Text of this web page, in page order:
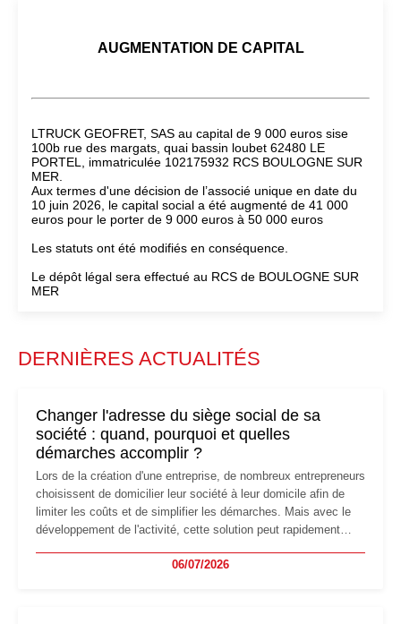
AUGMENTATION DE CAPITAL
LTRUCK GEOFRET, SAS au capital de 9 000 euros sise
100b rue des margats, quai bassin loubet 62480 LE
PORTEL, immatriculée 102175932 RCS BOULOGNE SUR
MER.
Aux termes d'une décision de l’associé unique en date du
10 juin 2026, le capital social a été augmenté de 41 000
euros pour le porter de 9 000 euros à 50 000 euros
Les statuts ont été modifiés en conséquence.
Le dépôt légal sera effectué au RCS de BOULOGNE SUR
MER
DERNIÈRES ACTUALITÉS
Changer l'adresse du siège social de sa
société : quand, pourquoi et quelles
démarches accomplir ?
Lors de la création d'une entreprise, de nombreux entrepreneurs
choisissent de domicilier leur société à leur domicile afin de
limiter les coûts et de simplifier les démarches. Mais avec le
développement de l'activité, cette solution peut rapidement
professionnels, recrutement, image de marque… Le
06/07/2026